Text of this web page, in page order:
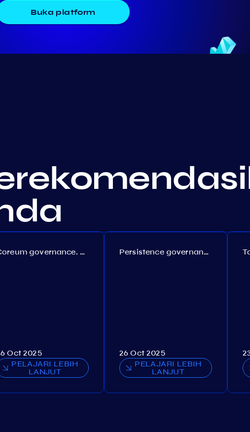
Buka platform
Coreum governance. Proposal №22
Oct 2025
PELAJARI LEBIH
LANJUT
Persistence governance. Proposal №150
26 Oct 2025
PELAJARI LEBIH
LANJUT